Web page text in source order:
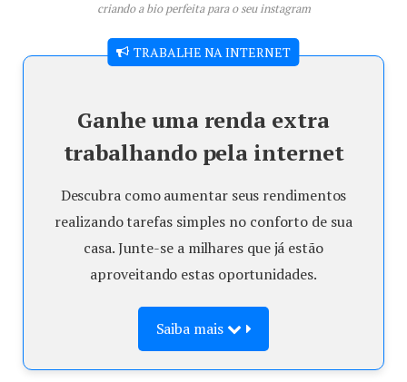
criando a bio perfeita para o seu instagram
TRABALHE NA INTERNET
Ganhe uma renda extra
trabalhando pela internet
Descubra como aumentar seus rendimentos
realizando tarefas simples no conforto de sua
casa. Junte-se a milhares que já estão
aproveitando estas oportunidades.
Saiba mais